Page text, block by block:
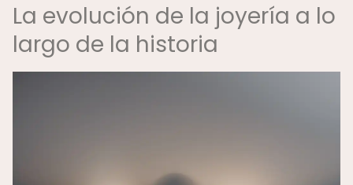
La evolución de la joyería a lo
largo de la historia